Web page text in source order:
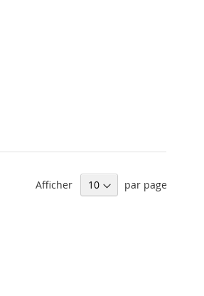
Afficher par page